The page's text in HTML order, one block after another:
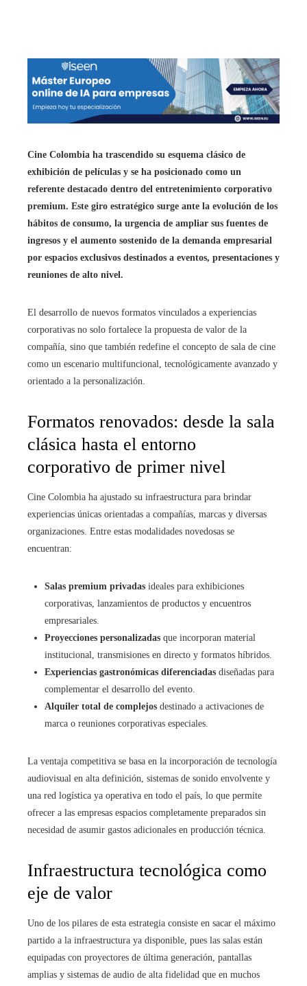
Cine Colombia ha trascendido su esquema clásico de
exhibición de películas y se ha posicionado como un
referente destacado dentro del entretenimiento corporativo
premium. Este giro estratégico surge ante la evolución de los
hábitos de consumo, la urgencia de ampliar sus fuentes de
ingresos y el aumento sostenido de la demanda empresarial
por espacios exclusivos destinados a eventos, presentaciones y
reuniones de alto nivel.
El desarrollo de nuevos formatos vinculados a experiencias
corporativas no solo fortalece la propuesta de valor de la
compañía, sino que también redefine el concepto de sala de cine
como un escenario multifuncional, tecnológicamente avanzado y
orientado a la personalización.
Formatos renovados: desde la sala
clásica hasta el entorno
corporativo de primer nivel
Cine Colombia ha ajustado su infraestructura para brindar
experiencias únicas orientadas a compañías, marcas y diversas
organizaciones. Entre estas modalidades novedosas se
encuentran:
Salas premium privadas ideales para exhibiciones
corporativas, lanzamientos de productos y encuentros
empresariales.
Proyecciones personalizadas que incorporan material
institucional, transmisiones en directo y formatos híbridos.
Experiencias gastronómicas diferenciadas diseñadas para
complementar el desarrollo del evento.
Alquiler total de complejos destinado a activaciones de
marca o reuniones corporativas especiales.
La ventaja competitiva se basa en la incorporación de tecnología
audiovisual en alta definición, sistemas de sonido envolvente y
una red logística ya operativa en todo el país, lo que permite
ofrecer a las empresas espacios completamente preparados sin
necesidad de asumir gastos adicionales en producción técnica.
Infraestructura tecnológica como
eje de valor
Uno de los pilares de esta estrategia consiste en sacar el máximo
partido a la infraestructura ya disponible, pues las salas están
equipadas con proyectores de última generación, pantallas
amplias y sistemas de audio de alta fidelidad que en muchos